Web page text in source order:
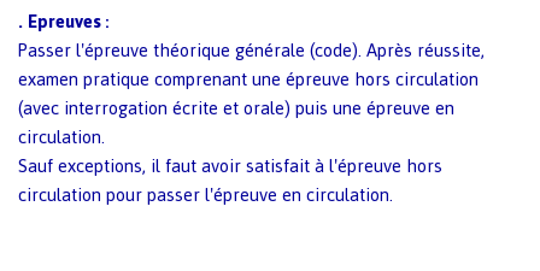
.Epreuves:
Passer l'épreuve théorique générale (code). Après réussite,
examen pratique comprenant une épreuve hors circulation
(avec interrogation écrite et orale) puis une épreuve en
circulation.
Sauf exceptions, il faut avoir satisfait à l'épreuve hors
circulation pour passer l'épreuve en circulation.